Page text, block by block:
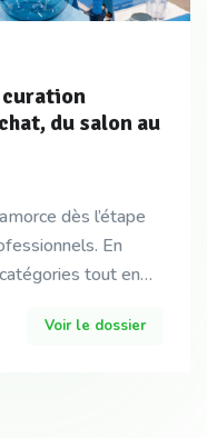
curation
du salon au
dès l’étape
En
tout en
Voir le dossier